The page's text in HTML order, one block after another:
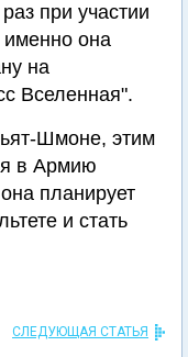
при участии
она
на
Вселенная".
Шмоне, этим
в Армию
планирует
и стать
СЛЕДУЮЩАЯ СТАТЬЯ